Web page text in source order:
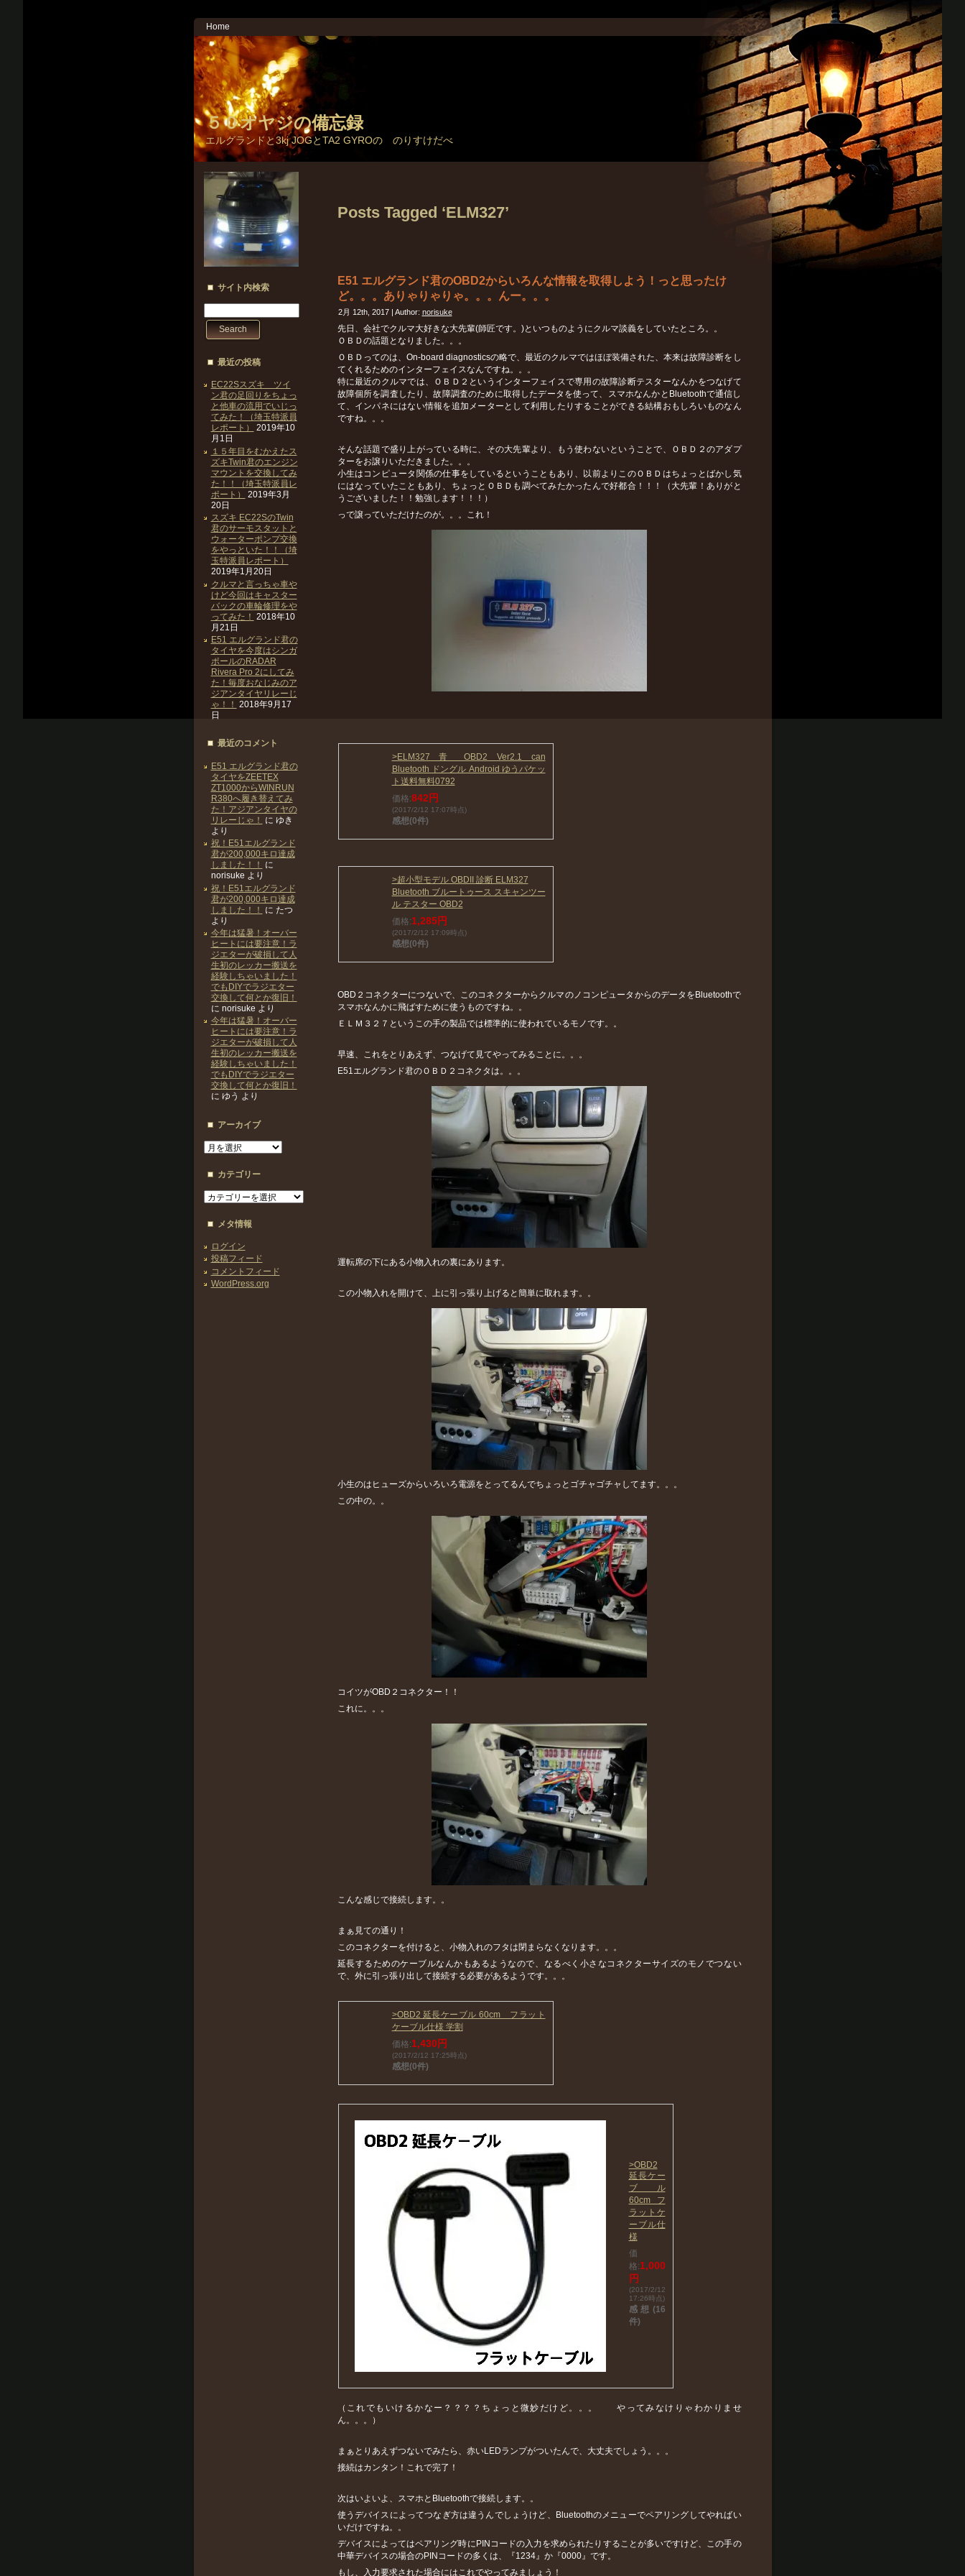
Home
５０オヤジの備忘録
エルグランドと3kj JOGとTA2 GYROの のりすけだべ
サイト内検索
最近の投稿
EC22Sスズキ ツイ
ン君の足回りをちょっ
と他車の流用でいじっ
てみた！（埼玉特派員
レポート）
2019年10
月1日
１５年目をむかえたス
ズキTwin君のエンジン
マウントを交換してみ
た！！（埼玉特派員レ
ポート）
2019年3月
20日
スズキ EC22SのTwin
君のサーモスタットと
ウォーターポンプ交換
をやっといた！！（埼
玉特派員レポート）
2019年1月20日
クルマと言っちゃ車や
けど今回はキャスター
バックの車輪修理をや
ってみた！ 2018年10
月21日
E51 エルグランド君の
タイヤを今度はシンガ
ポールのRADAR
Rivera Pro 2にしてみ
た！毎度おなじみのア
ジアンタイヤリレーじ
ゃ！！ 2018年9月17
日
最近のコメント
E51 エルグランド君の
タイヤをZEETEX
ZT1000からWINRUN
R380へ履き替えてみ
た！アジアンタイヤの
リレーじゃ！
に ゆき
より
祝！E51エルグランド
君が200,000キロ達成
しました！！
に
norisuke より
祝！E51エルグランド
君が200,000キロ達成
しました！！
に たつ
より
今年は猛暑！オーバー
ヒートには要注意！ラ
ジエターが破損して人
生初のレッカー搬送を
経験しちゃいました！
でもDIYでラジエター
交換して何とか復旧！
に norisuke より
今年は猛暑！オーバー
ヒートには要注意！ラ
ジエターが破損して人
生初のレッカー搬送を
経験しちゃいました！
でもDIYでラジエター
交換して何とか復旧！
に ゆう より
アーカイブ
ア
カ
ブ
カテゴリー
カ
ゴ
ー
メタ情報
ログイン
投稿フィード
コメントフィード
WordPress.org
Posts Tagged ‘ELM327’
E51 エルグランド君のOBD2からいろんな情報を取得しよう！っと思ったけ
ど。。。ありゃりゃりゃ。。。んー。。。
2月 12th, 2017 | Author: norisuke
先日、会社でクルマ大好きな大先輩(師匠です。)といつものようにクルマ談義をしていたところ。。
ＯＢＤの話題となりました。。。
ＯＢＤってのは、On-board diagnosticsの略で、最近のクルマではほぼ装備された、本来は故障診断をし
てくれるためのインターフェイスなんですね。。。
特に最近のクルマでは、ＯＢＤ２というインターフェイスで専用の故障診断テスターなんかをつなげて
故障個所を調査したり、故障調査のために取得したデータを使って、スマホなんかとBluetoothで通信し
て、インパネにはない情報を追加メーターとして利用したりすることができる結構おもしろいものなん
ですね。。。
そんな話題で盛り上がっている時に、その大先輩より、もう使わないということで、ＯＢＤ２のアダプ
ターをお譲りいただきました。。。
小生はコンピュータ関係の仕事をしているということもあり、以前よりこのＯＢＤはちょっとばかし気
にはなっていたこともあり、ちょっとＯＢＤも調べてみたかったんで好都合！！！（大先輩！ありがと
うございました！！勉強します！！！）
っで譲っていただけたのが。。。これ！
>ELM327 青 OBD2 Ver2.1 can
Bluetooth ドングル Android ゆうパケッ
ト送料無料0792
価格:842円
(2017/2/12 17:07時点)
感想(0件)
>超小型モデル OBDII 診断 ELM327
Bluetooth ブルートゥース スキャンツー
ル テスター OBD2
価格:1,285円
(2017/2/12 17:09時点)
感想(0件)
OBD２コネクターにつないで、このコネクターからクルマのノコンピュータからのデータをBluetoothで
スマホなんかに飛ばすために使うものですね。。
ＥＬＭ３２７というこの手の製品では標準的に使われているモノです。。
早速、これをとりあえず、つなげて見てやってみることに。。。
E51エルグランド君のＯＢＤ２コネクタは。。。
運転席の下にある小物入れの裏にあります。
この小物入れを開けて、上に引っ張り上げると簡単に取れます。。
小生のはヒューズからいろいろ電源をとってるんでちょっとゴチャゴチャしてます。。。
この中の。。
コイツがOBD２コネクター！！
これに。。。
こんな感じで接続します。。
まぁ見ての通り！
このコネクターを付けると、小物入れのフタは閉まらなくなります。。。
延長するためのケーブルなんかもあるようなので、なるべく小さなコネクターサイズのモノでつない
で、外に引っ張り出して接続する必要があるようです。。。
>OBD2 延長ケーブル 60cm フラット
ケーブル仕様 学割
価格:1,430円
(2017/2/12 17:25時点)
感想(0件)
>OBD2
延長ケー
ブル
60cm フ
ラットケ
ーブル仕
様
価
格:1,000
円
(2017/2/12
17:26時点)
感想(16
件)
（これでもいけるかなー？？？？ちょっと微妙だけど。。。
やってみなけりゃわかりませ
ん。。。）
まぁとりあえずつないでみたら、赤いLEDランプがついたんで、大丈夫でしょう。。。
接続はカンタン！これで完了！
次はいよいよ、スマホとBluetoothで接続します。。
使うデバイスによってつなぎ方は違うんでしょうけど、Bluetoothのメニューでペアリングしてやればい
いだけですね。。
デバイスによってはペアリング時にPINコードの入力を求められたりすることが多いですけど、この手の
中華デバイスの場合のPINコードの多くは、『1234』か『0000』です。
もし、入力要求された場合にはこれでやってみましょう！